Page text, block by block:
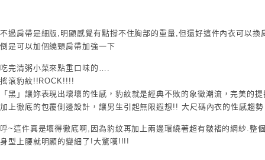
不過肩帶是細版,明顯感覺有點撐不住胸部的重量,但還好這件內衣可以換
倒是可以加個繞頸肩帶加強一下
吃完清粥小菜來點重口味的….
搖滾豹紋!!ROCK!!!!
「黑」讓妳表現出壞壞的性感，豹紋就是經典不敗的象徵潮流，完美的
加上徹底的包覆側邊設計，讓男生引起無限遐想!! 大尺碼內衣的性感趨
呼~這件真是壞得徹底啊,因為豹紋再加上兩邊環繞著超有皺褶的網紗.整
身型上腰就明顯的變細了!大驚嘆!!!!